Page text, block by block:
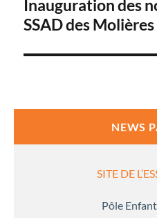
l’article
Inauguration des
SSAD des
NEWS
SITE DE
Pôle